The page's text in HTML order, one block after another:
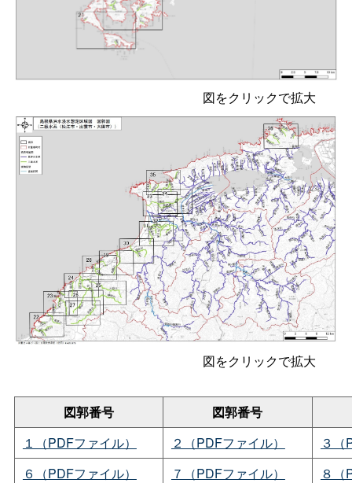
図をクリックで拡大
図をクリックで拡大
図郭番号
図郭番号
１（PDFファイル）
２（PDFファイル）
３（
６（PDFファイル）
７（PDFファイル）
８（